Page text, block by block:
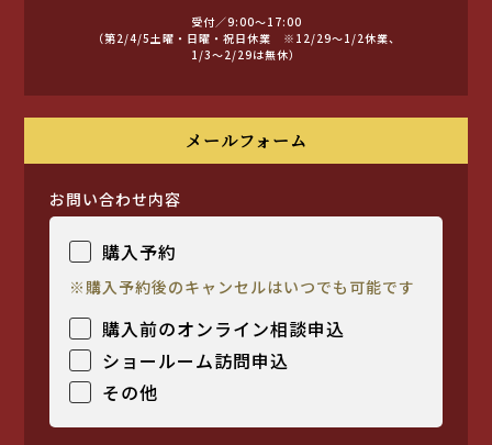
受付／9:00～17:00
（第2/4/5土曜・日曜・祝日休業 ※12/29〜1/2休業、
1/3〜2/29は無休）
メールフォーム
お問い合わせ内容
購入予約
※購入予約後のキャンセルはいつでも可能です
購入前のオンライン相談申込
ショールーム訪問申込
その他